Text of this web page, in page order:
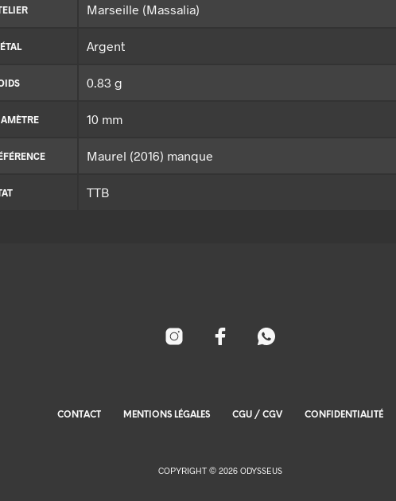
Marseille (Massalia)
Argent
0.83 g
10 mm
Maurel (2016) manque
TTB
CONTACT MENTIONS LÉGALES CGU / CGV CONFIDENTIALITÉ
COPYRIGHT © 2026 ODYSSEUS